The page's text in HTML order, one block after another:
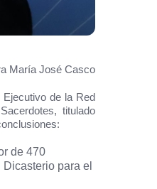
María José Casco
Ejecutivo de la Red
titulado
de 470
para el